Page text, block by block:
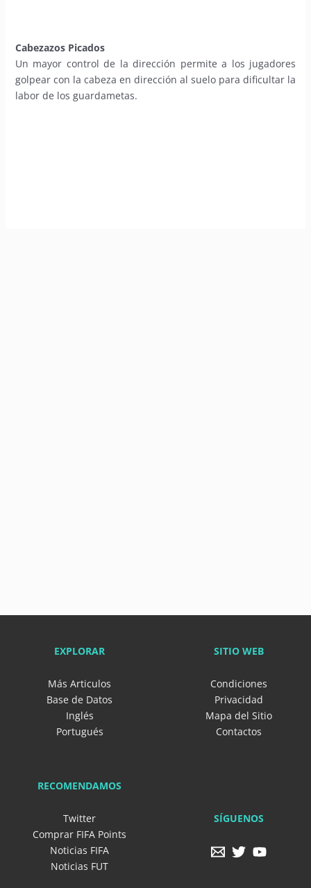
Cabezazos Picados
Un mayor control de la dirección permite a los jugadores
golpear con la cabeza en dirección al suelo para dificultar la
labor de los guardametas.
EXPLORAR
Más Articulos
Base de Datos
Inglés
Portugués
SITIO WEB
Condiciones
Privacidad
Mapa del Sitio
Contactos
RECOMENDAMOS
Twitter
Comprar FIFA Points
Noticias FIFA
Noticias FUT
SÍGUENOS